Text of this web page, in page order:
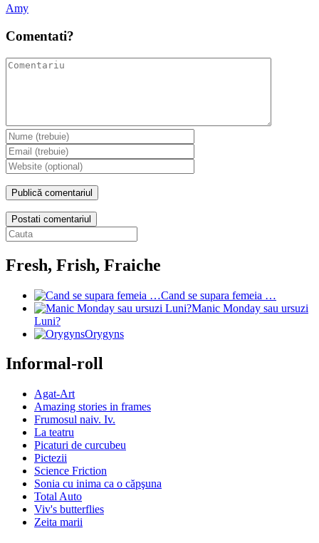
Amy
Comentati?
Postati comentariul
Fresh, Frish, Fraiche
Cand se supara femeia …
Manic Monday sau ursuzi
Luni?
Orygyns
Informal-roll
Agat-Art
Amazing stories in frames
Frumosul naiv. Iv.
La teatru
Picaturi de curcubeu
Pictezii
Science Friction
Sonia cu inima ca o căpşuna
Total Auto
Viv's butterflies
Zeita marii